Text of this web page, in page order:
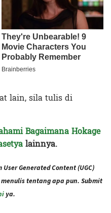
lain, sila tulis di
Bagaimana Hokage
lainnya.
Generated Content (UGC)
tentang apa pun. Submit
ya.